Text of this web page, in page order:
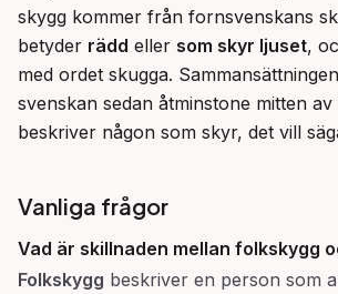
skygg kommer från fornsvenskans
betyder rädd eller som skyr ljuset,
med ordet skugga.
svenskan sedan åtminstone mitten
beskriver någon som skyr, det vill
Vanliga frågor
Vad är skillnaden mellan folkskygg
Folkskygg beskriver en person som